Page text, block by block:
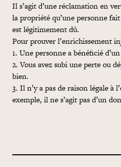
Il s’agit d’une réclamation en
la propriété qu’une personne
est légitimement dû.
Pour prouver l’enrichissement
1. Une personne a bénéficié
2. Vous avez subi une perte ou
bien.
3. Il n’y a pas de raison légale à
exemple, il ne s’agit pas d’un